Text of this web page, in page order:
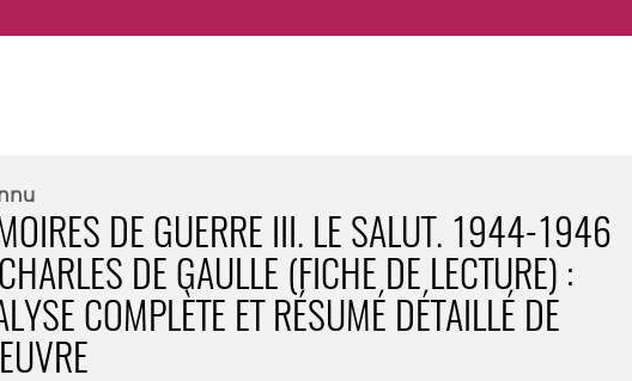
DE GUERRE III. LE SALUT. 1944-1946
DE GAULLE (FICHE DE LECTURE) :
COMPLÈTE ET RÉSUMÉ DÉTAILLÉ DE